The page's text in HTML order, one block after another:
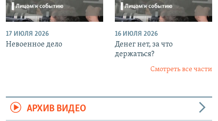
17 ИЮЛЯ 2026
Невоенное дело
16 ИЮЛЯ 2026
Денег нет, за что
держаться?
Смотреть все части
АРХИВ ВИДЕО